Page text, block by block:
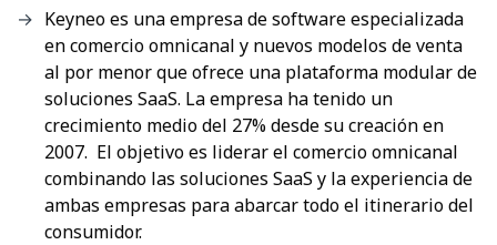
Keyneo es una empresa de software especializada
en comercio omnicanal y nuevos modelos de venta
al por menor que ofrece una plataforma modular de
soluciones SaaS. La empresa ha tenido un
crecimiento medio del 27% desde su creación en
2007. El objetivo es liderar el comercio omnicanal
combinando las soluciones SaaS y la experiencia de
ambas empresas para abarcar todo el itinerario del
consumidor.